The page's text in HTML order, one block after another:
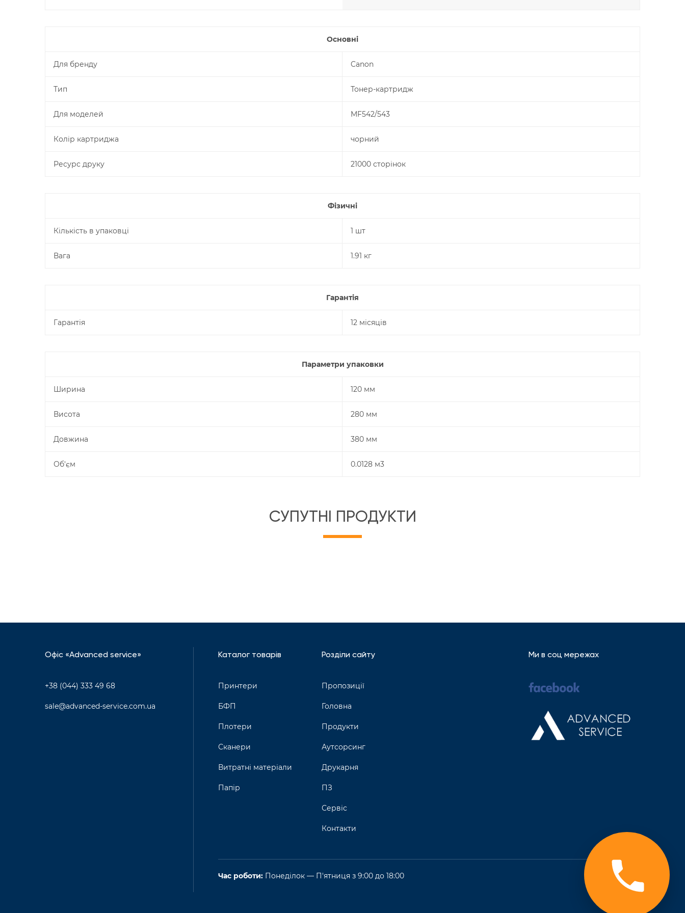
Основні
Для бренду Canon
Тип Тонер-картридж
Для моделей MF542/543
Колір картриджа чорний
Ресурс друку 21000 сторінок
Фізичні
Кількість в упаковці 1 шт
Вага 1.91 кг
Гарантія
Гарантія 12 місяців
Параметри упаковки
Ширина 120 мм
Висота 280 мм
Довжина 380 мм
Об'єм 0.0128 м3
СУПУТНІ ПРОДУКТИ
Офіс «Advanced service»
+38 (044) 333 49 68
sale@advanced-service.com.ua
Каталог товарів
Принтери
БФП
Плотери
Сканери
Витратні матеріали
Папір
Розділи сайту
Пропозиції
Головна
Продукти
Аутсорсинг
Друкарня
ПЗ
Сервіс
Контакти
Ми в соц мережах
Час роботи: Понеділок — П'ятниця з 9:00 до 18:00